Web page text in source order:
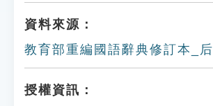
資料來源：
教育部重編國語辭典修訂本_后
授權資訊：